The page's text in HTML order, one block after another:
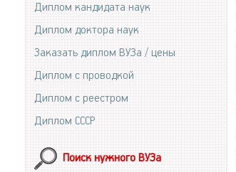
Диплом кандидата наук
Диплом доктора наук
Заказать диплом ВУЗа / цены
Диплом с проводкой
Диплом с реестром
Диплом СССР
Поиск нужного ВУЗа